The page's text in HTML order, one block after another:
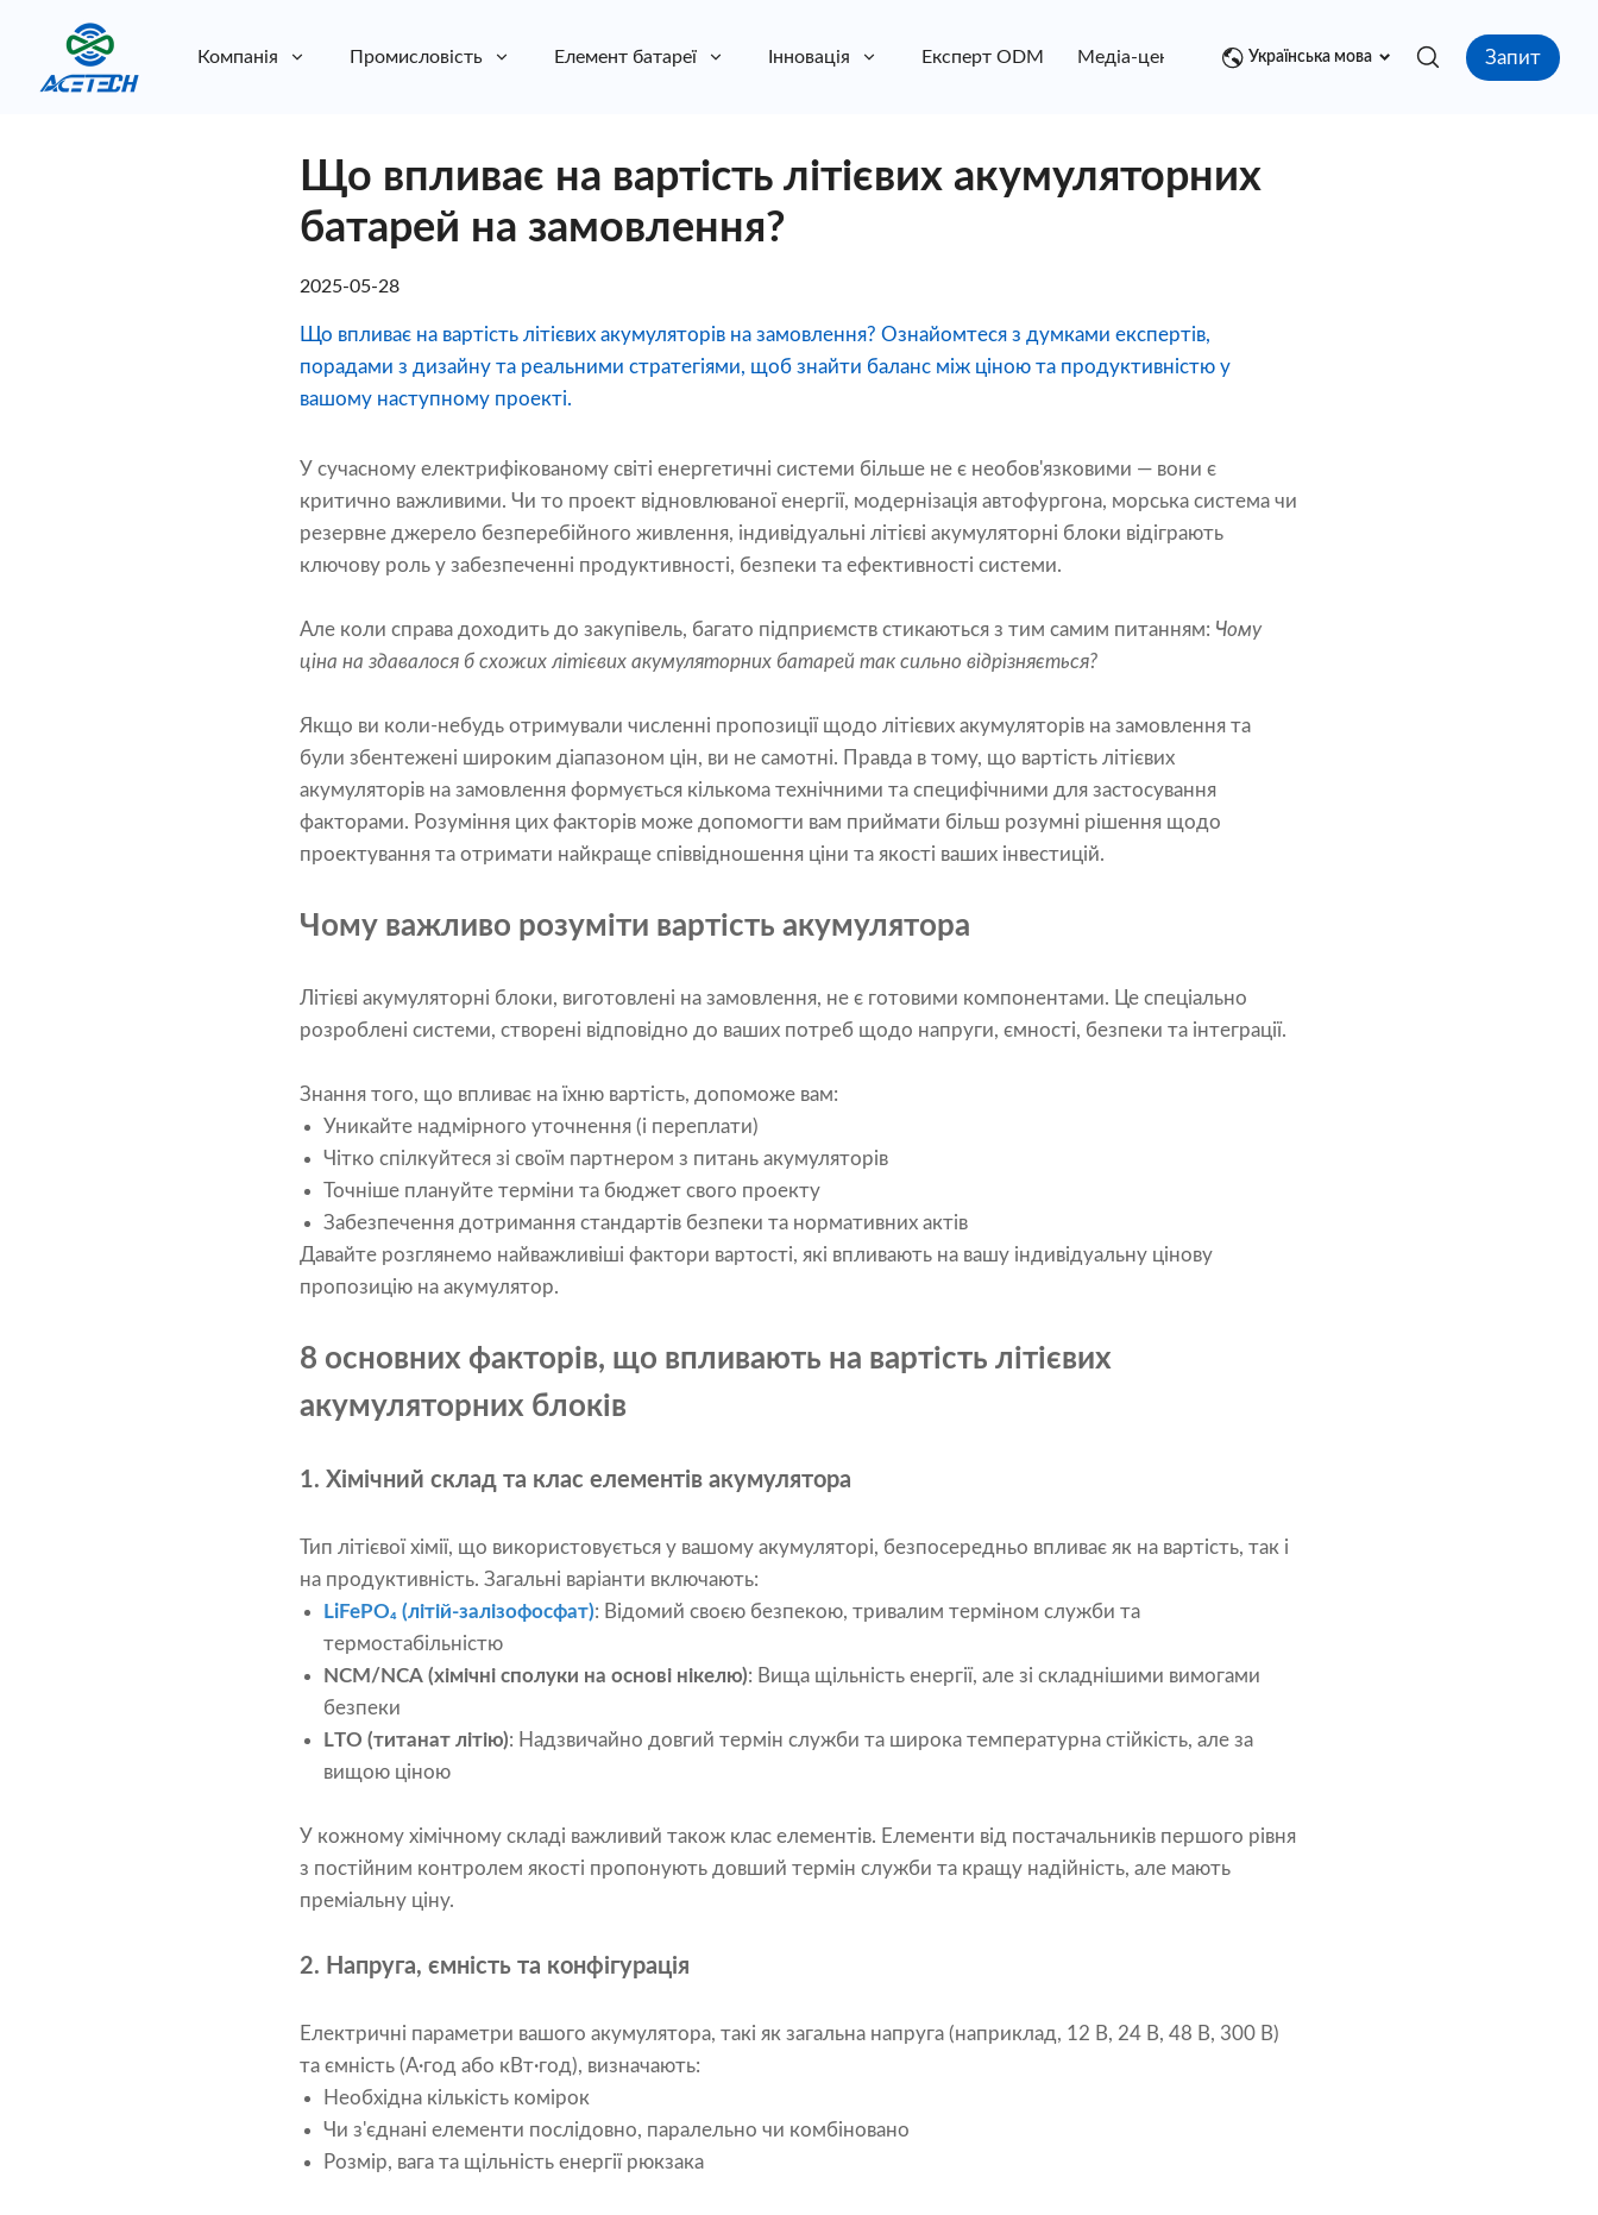
Компанія Промисловість Елемент батареї Інновація Експерт ODM Медіа-центр контакт
Українська мова Запит
Що впливає на вартість літієвих акумуляторних
батарей на замовлення?
2025-05-28
Що впливає на вартість літієвих акумуляторів на замовлення? Ознайомтеся з думками експертів,
порадами з дизайну та реальними стратегіями, щоб знайти баланс між ціною та продуктивністю у
вашому наступному проекті.
У сучасному електрифікованому світі енергетичні системи більше не є необов'язковими — вони є
критично важливими. Чи то проект відновлюваної енергії, модернізація автофургона, морська система чи
резервне джерело безперебійного живлення, індивідуальні літієві акумуляторні блоки відіграють
ключову роль у забезпеченні продуктивності, безпеки та ефективності системи.
Але коли справа доходить до закупівель, багато підприємств стикаються з тим самим питанням: Чому
ціна на здавалося б схожих літієвих акумуляторних батарей так сильно відрізняється?
Якщо ви коли-небудь отримували численні пропозиції щодо літієвих акумуляторів на замовлення та
були збентежені широким діапазоном цін, ви не самотні. Правда в тому, що вартість літієвих
акумуляторів на замовлення формується кількома технічними та специфічними для застосування
факторами. Розуміння цих факторів може допомогти вам приймати більш розумні рішення щодо
проектування та отримати найкраще співвідношення ціни та якості ваших інвестицій.
Чому важливо розуміти вартість акумулятора
Літієві акумуляторні блоки, виготовлені на замовлення, не є готовими компонентами. Це спеціально
розроблені системи, створені відповідно до ваших потреб щодо напруги, ємності, безпеки та інтеграції.
Знання того, що впливає на їхню вартість, допоможе вам:
Уникайте надмірного уточнення (і переплати)
Чітко спілкуйтеся зі своїм партнером з питань акумуляторів
Точніше плануйте терміни та бюджет свого проекту
Забезпечення дотримання стандартів безпеки та нормативних актів
Давайте розглянемо найважливіші фактори вартості, які впливають на вашу індивідуальну цінову
пропозицію на акумулятор.
8 основних факторів, що впливають на вартість літієвих
акумуляторних блоків
1. Хімічний склад та клас елементів акумулятора
Тип літієвої хімії, що використовується у вашому акумуляторі, безпосередньо впливає як на вартість, так і
на продуктивність. Загальні варіанти включають:
LiFePO₄ (літій-залізофосфат): Відомий своєю безпекою, тривалим терміном служби та
термостабільністю
NCM/NCA (хімічні сполуки на основі нікелю): Вища щільність енергії, але зі складнішими вимогами
безпеки
LTO (титанат літію): Надзвичайно довгий термін служби та широка температурна стійкість, але за
вищою ціною
У кожному хімічному складі важливий також клас елементів. Елементи від постачальників першого рівня
з постійним контролем якості пропонують довший термін служби та кращу надійність, але мають
преміальну ціну.
2. Напруга, ємність та конфігурація
Електричні параметри вашого акумулятора, такі як загальна напруга (наприклад, 12 В, 24 В, 48 В, 300 В)
та ємність (А·год або кВт·год), визначають:
Необхідна кількість комірок
Чи з'єднані елементи послідовно, паралельно чи комбіновано
Розмір, вага та щільність енергії рюкзака